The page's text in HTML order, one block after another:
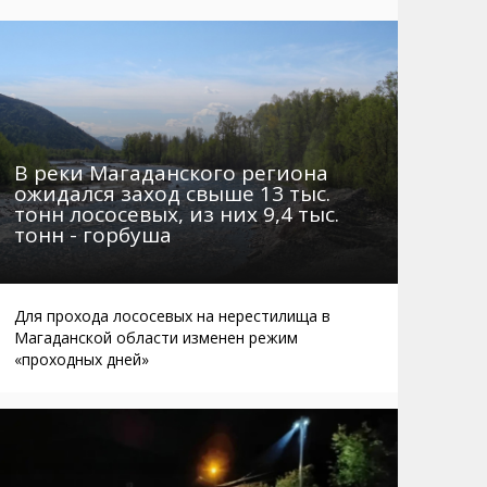
Автобусы Магадан – Аэропорт
Таблица приливов отливов
Не мусорить
Браконьеры
В реки Магаданского региона
ожидался заход свыше 13 тыс.
тонн лососевых, из них 9,4 тыс.
тонн - горбуша
Для прохода лососевых на нерестилища в
Магаданской области изменен режим
«проходных дней»